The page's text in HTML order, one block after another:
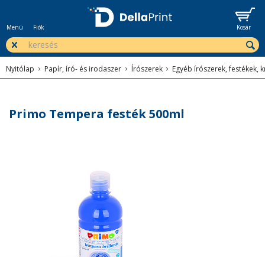
Menü Fiók Kosár
Nyitólap Papír, író- és irodaszer Írószerek Egyéb írószerek, festékek,
Primo Tempera festék 500ml